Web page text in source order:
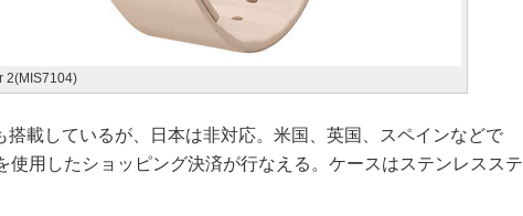
2(MIS7104)
搭載しているが、日本は非対応。米国、英国、スペインなどで
使用したショッピング決済が行なえる。ケースはステンレスステ